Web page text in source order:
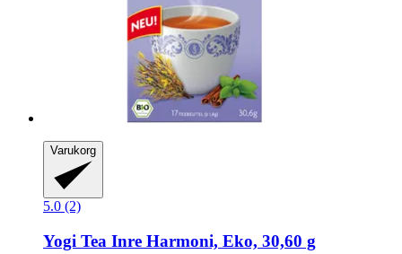
Varukorg
5.0 (2)
Yogi Tea Inre Harmoni, Eko, 30,60 g